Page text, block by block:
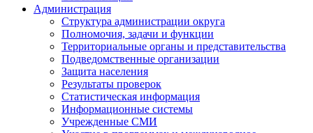
Администрация
Структура администрации округа
Полномочия, задачи и функции
Территориальные органы и представительства
Подведомственные организации
Защита населения
Результаты проверок
Статистическая информация
Информационные системы
Учрежденные СМИ